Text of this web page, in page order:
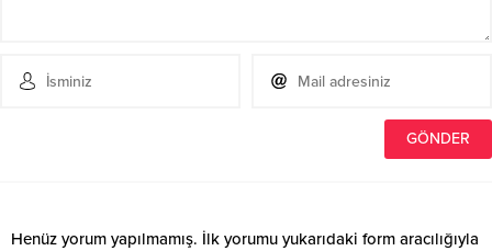
Henüz yorum yapılmamış. İlk yorumu yukarıdaki form aracılığıyla